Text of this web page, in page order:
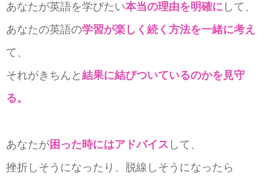
あなたが英語を学びたい本当の理由を明確に して、
あなたの英語の学習が楽しく続く方法を一緒に考え
て、
それがきちんと 結果に結びついているのかを見守
る。
あなたが困った時にはアドバイス して、
挫折しそうになったり、脱線しそうになったら